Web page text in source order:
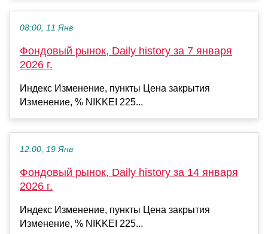
08:00, 11 Янв
Фондовый рынок, Daily history за 7 января
2026 г.
Индекс Изменение, пункты Цена закрытия
Изменение, % NIKKEI 225...
12:00, 19 Янв
Фондовый рынок, Daily history за 14 января
2026 г.
Индекс Изменение, пункты Цена закрытия
Изменение, % NIKKEI 225...